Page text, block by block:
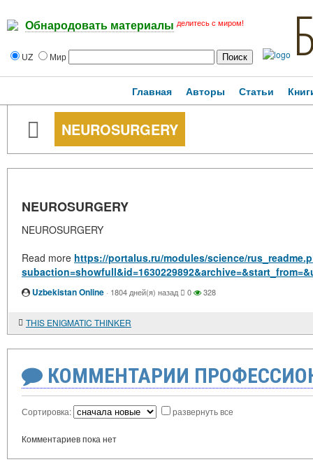
Обнародовать материалы делитесь с миром!
UZ Мир
Главная Авторы Статьи
NEUROSURGERY
NEUROSURGERY
NEUROSURGERY
Read more https://portalus.ru/modules/science/
Uzbekistan Online · 1804 дней(я) назад 0 328
THIS ENIGMATIC THINKER
КОММЕНТАРИИ
Сортировка: развернуть все
Комментариев пока нет